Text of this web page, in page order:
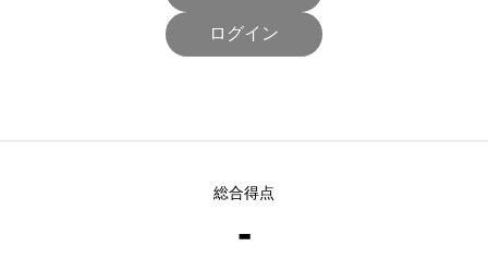
ログイン
総合得点
-